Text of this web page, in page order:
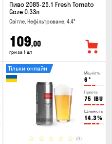
Пиво 2085-25.1 Fresh Tomato
Goze 0.33л
Світле, Нефільтроване, 4.4°
109,00
грн за 1 шт
Міцність
6 °
Гіркота
75 IBU
Щільність
14.3%
(0)
Тільки онлайн